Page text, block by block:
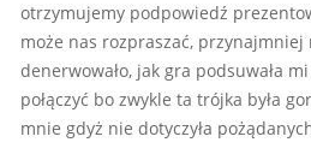
otrzymujemy podpowiedź
może nas rozpraszać,
denerwowało, jak gra podsuwała
połączyć bo zwykle ta trójka była
mnie gdyż nie dotyczyła